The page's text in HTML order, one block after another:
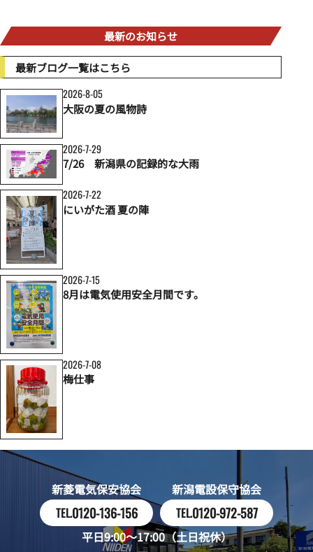
最新のお知らせ
最新ブログ一覧はこちら
2026-8-05
大阪の夏の風物詩
2026-7-29
7/26 新潟県の記録的な大雨
2026-7-22
にいがた酒 夏の陣
2026-7-15
8月は電気使用安全月間です。
2026-7-08
梅仕事
新菱電気保安協会
TEL.0120-136-156
新潟電設保守協会
TEL.0120-972-587
平日9:00～17:00（土日祝休）